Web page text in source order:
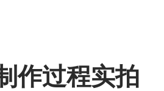
作过程实拍